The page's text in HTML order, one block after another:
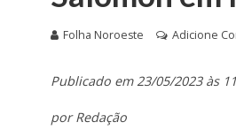
Folha Noroeste Adicione
Publicado em 23/05/2023 às
por Redação